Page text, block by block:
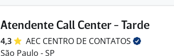
Atendente Call Center - Tarde
4,3 AEC CENTRO DE CONTATOS
São Paulo - SP